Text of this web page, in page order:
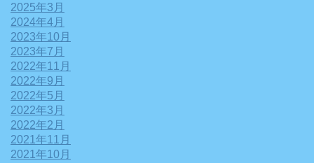
2025年3月
2024年4月
2023年10月
2023年7月
2022年11月
2022年9月
2022年5月
2022年3月
2022年2月
2021年11月
2021年10月